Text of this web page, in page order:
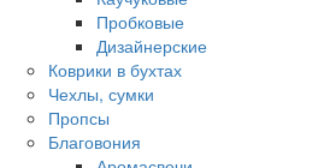
Пробковые
Дизайнерские
Коврики в бухтах
Чехлы, сумки
Пропсы
Благовония